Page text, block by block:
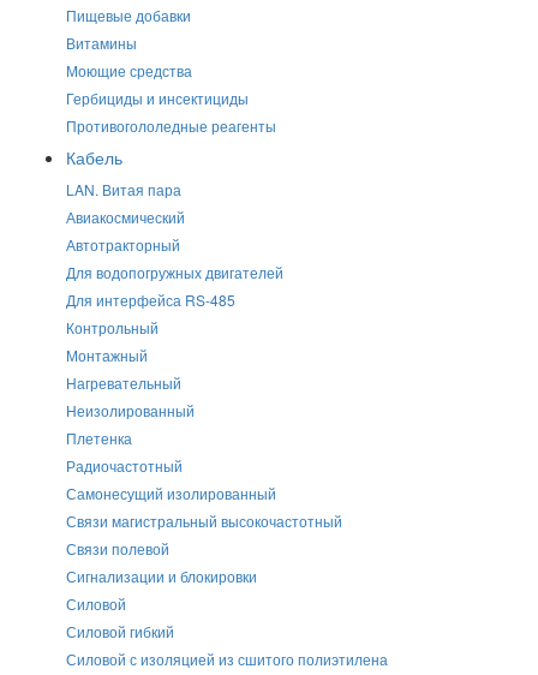
Пищевые добавки
Витамины
Моющие средства
Гербициды и инсектициды
Противогололедные реагенты
Кабель
LAN. Витая пара
Авиакосмический
Автотракторный
Для водопогружных двигателей
Для интерфейса RS-485
Контрольный
Монтажный
Нагревательный
Неизолированный
Плетенка
Радиочастотный
Самонесущий изолированный
Связи магистральный высокочастотный
Связи полевой
Сигнализации и блокировки
Силовой
Силовой гибкий
Силовой с изоляцией из сшитого полиэтилена